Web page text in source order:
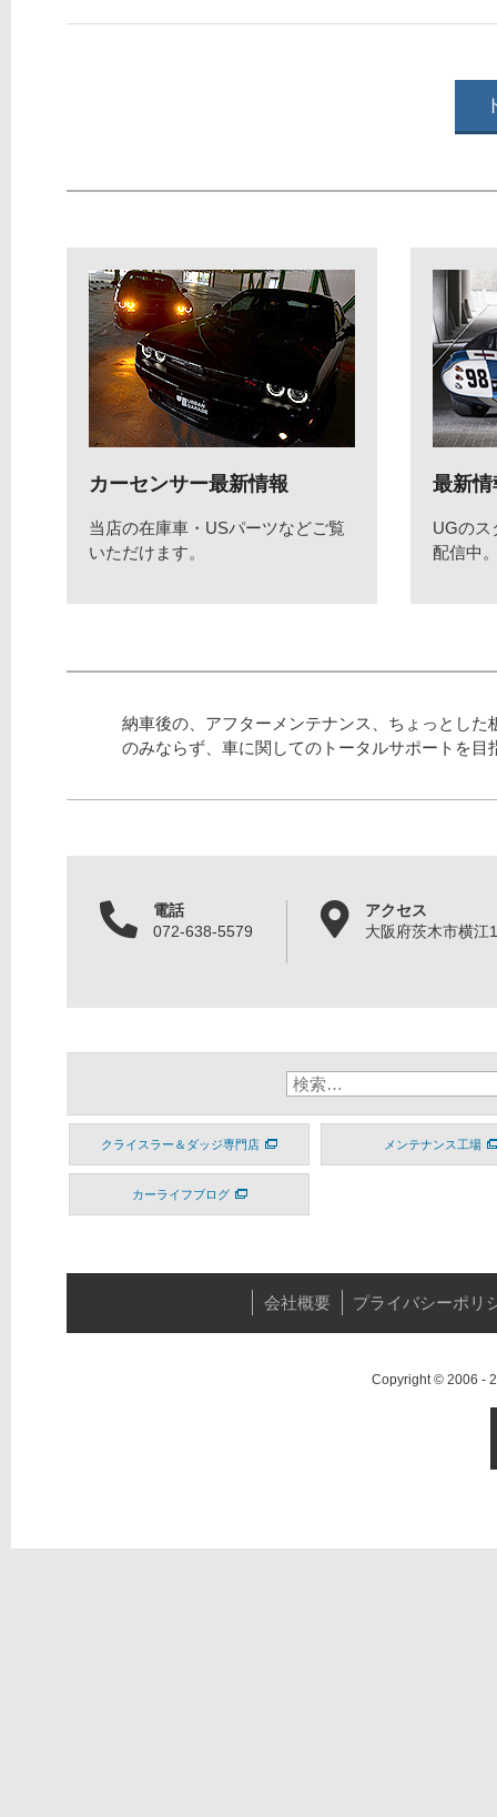
カーセンサー最新情報
当店の在庫車・USパーツなどご覧
いただけます。
最新情
UGのス
配信中
納車後の、アフターメンテナンス、ちょっとした
のみならず、車に関してのトータルサポートを目
電話
072-638-5579
アクセス
大阪府茨木市横江
クライスラー＆ダッジ専門店 メンテナンス工場
カーライフブログ
会社概要 プライバシーポリ
Copyright © 2006 -